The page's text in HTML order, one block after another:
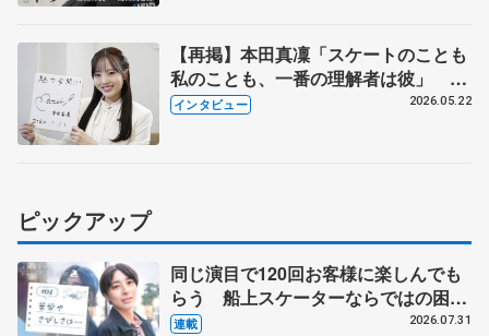
【再掲】本田真凜「スケートのことも
私のことも、一番の理解者は彼」 引
退時の単独インタビューで語った競技
インタビュー 2026.05.22
ピックアップ
同じ演目で120回お客様に楽しんでも
らう 船上スケーターならではの困難
とは 影響あったPIW前キャプテン松
連載 2026.07.31